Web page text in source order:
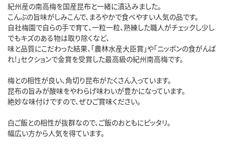
紀州産の南高梅を国産昆布と一緒に漬込みました。
こんぶの旨味がしみこんで、まろやかで食べやすい人気の品です。
自社梅園で自らの手で育て、一粒一粒、熟練した職人がチェックし少し
でもキズのある物は取り除くなど、
味と品質にこだわった結果、「農林水産大臣賞」や「ニッポンの食がんば
れ!」セクションで金賞を受賞した最高級の紀州南高梅です。
梅との相性が良い、角切り昆布がたくさん入っています。
昆布の旨みが酸味をやわらげ味わいが豊かになっています。
絶妙な味付けですので、ぜひご賞味ください。
白ご飯との相性が抜群なので、ご飯のおともにピッタリ。
幅広い方から人気を得ています。